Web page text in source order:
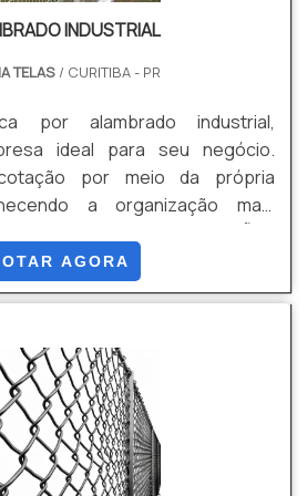
INDUSTRIAL
TELAS / CURITIBA - PR
por alambrado industrial,
ideal para seu negócio.
por meio da própria
a organização mais
ALAMBRADO INDUSTRIAL Quem
por alambrado industrial em uma
Empresa especializada em
e gradil revestido em PVC,
de melhor na atualidade. Ainda
industrial, na essência da
deve prezar pelos produtos e
qualidade e assertividade,
AGORA